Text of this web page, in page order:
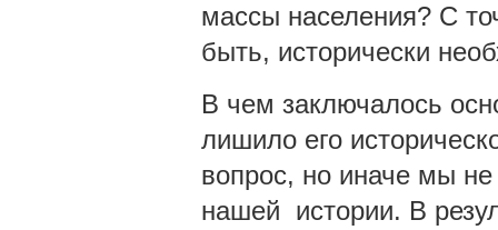
массы населения? С
быть, исторически
В чем заключалось
лишило его
вопрос, но иначе мы
нашей истории. В